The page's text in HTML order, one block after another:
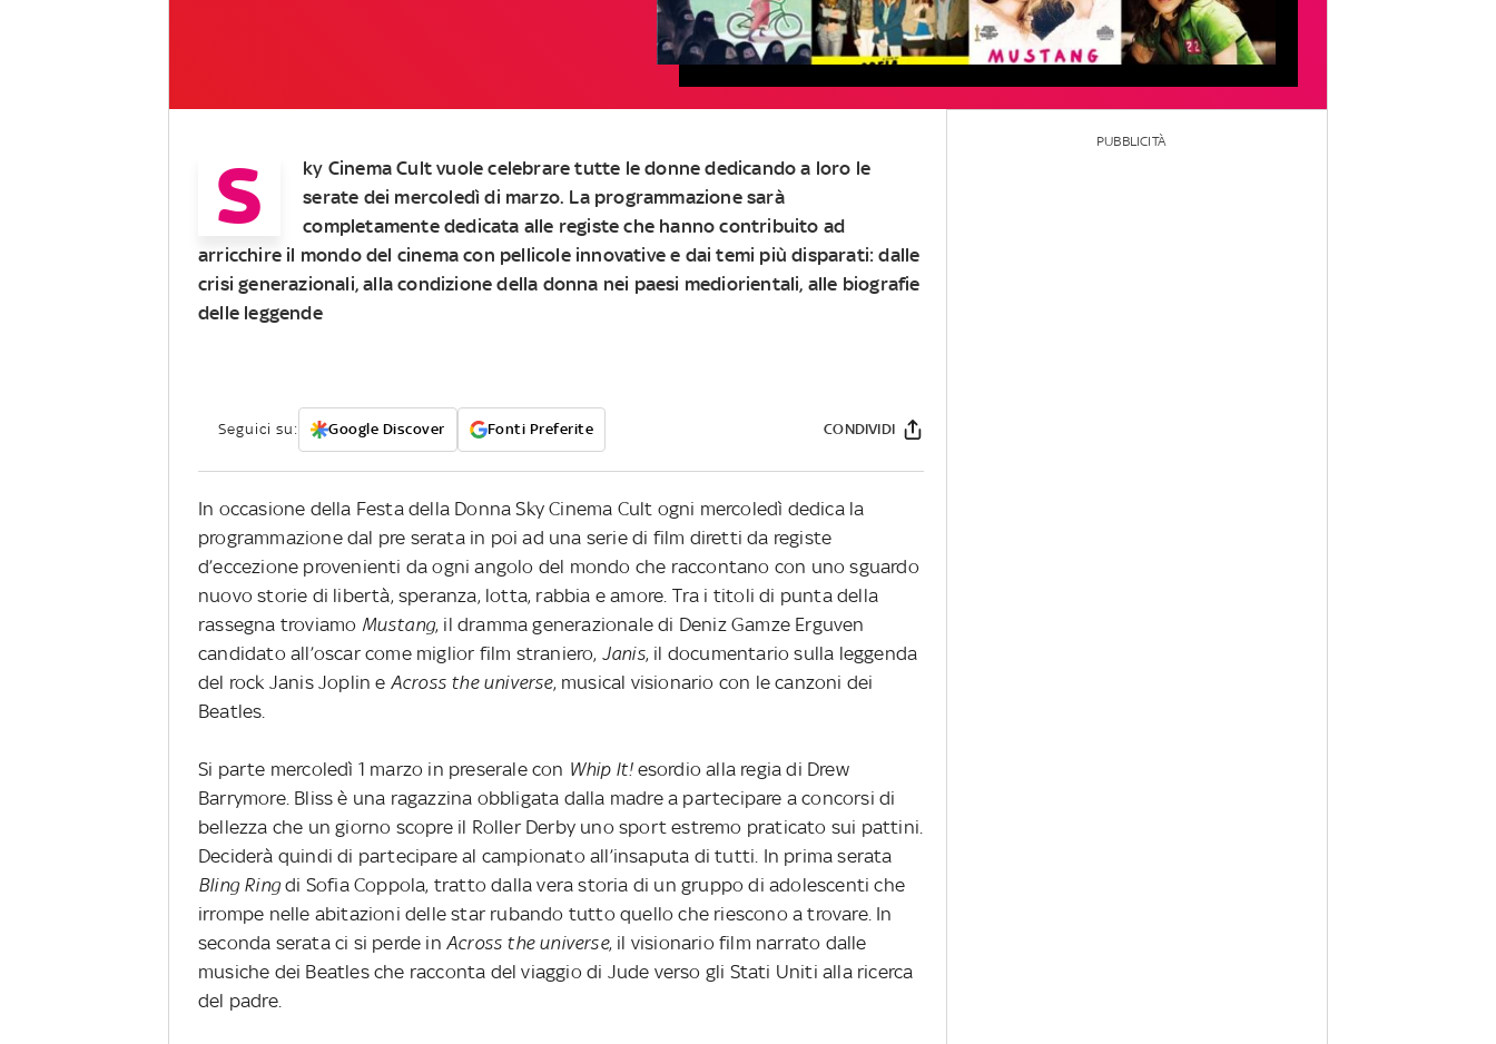
S
ky Cinema Cult vuole celebrare tutte le donne dedicando a loro le
serate dei mercoledì di marzo. La programmazione sarà
completamente dedicata alle registe che hanno contribuito ad
arricchire il mondo del cinema con pellicole innovative e dai temi più disparati: dalle
crisi generazionali, alla condizione della donna nei paesi mediorientali, alle biografie
delle leggende
Seguici su: Google Discover Fonti Preferite CONDIVIDI
In occasione della Festa della Donna Sky Cinema Cult ogni mercoledì dedica la
programmazione dal pre serata in poi ad una serie di film diretti da registe
d’eccezione provenienti da ogni angolo del mondo che raccontano con uno sguardo
nuovo storie di libertà, speranza, lotta, rabbia e amore. Tra i titoli di punta della
rassegna troviamo Mustang, il dramma generazionale di Deniz Gamze Erguven
candidato all’oscar come miglior film straniero, Janis, il documentario sulla leggenda
del rock Janis Joplin e Across the universe, musical visionario con le canzoni dei
Beatles.
Si parte mercoledì 1 marzo in preserale con Whip It! esordio alla regia di Drew
Barrymore. Bliss è una ragazzina obbligata dalla madre a partecipare a concorsi di
bellezza che un giorno scopre il Roller Derby uno sport estremo praticato sui pattini.
Deciderà quindi di partecipare al campionato all’insaputa di tutti. In prima serata
Bling Ringdi Sofia Coppola, tratto dalla vera storia di un gruppo di adolescenti che
irrompe nelle abitazioni delle star rubando tutto quello che riescono a trovare. In
seconda serata ci si perde in Across the universe, il visionario film narrato dalle
musiche dei Beatles che racconta del viaggio di Jude verso gli Stati Uniti alla ricerca
del padre.
PUBBLICITÀ